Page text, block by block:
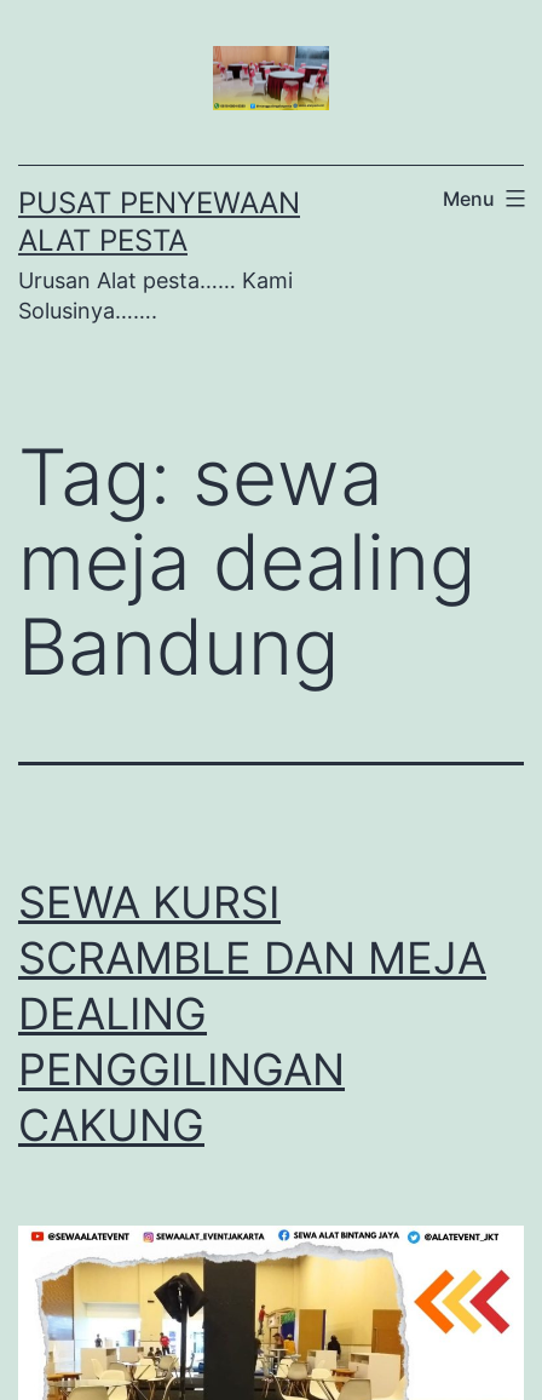
PUSAT PENYEWAAN
ALAT PESTA
Urusan Alat pesta…… Kami
Solusinya…….
Menu
Tag: sewa
meja dealing
Bandung
SEWA KURSI
SCRAMBLE DAN MEJA
DEALING
PENGGILINGAN
CAKUNG